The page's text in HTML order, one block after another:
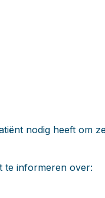
nodig heeft om
te informeren over: